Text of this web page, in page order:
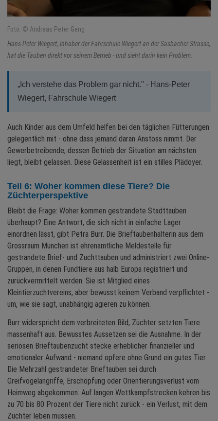
Foto: © Andreas Peter Geng
Hans-Peter Wiegert, Inhaber der Fahrschule Wiegert an der Sasbacher Strasse,
hat die Tauben direkt vor seinem Betrieb - und sieht darin kein Problem.
„Ich verstehe das Problem gar nicht." - Hans-Peter
Wiegert, Fahrschule Wiegert
Auch Kinder aus dem Umfeld helfen bei den täglichen Fütterungen
gelegentlich mit - ohne dass jemand daran Anstoss nimmt. Der
Gewerbetreibende, dessen Betrieb der Situation am nächsten
liegt, bleibt gelassen. Diese Gelassenheit ist ein stilles Plädoyer.
Teil 6: Woher kommen diese Tiere? Die
Züchterperspektive
Bleibt die Frage: Woher kommen gestrandete Stadttauben
überhaupt? Eine Antwort, die sich nicht in einfache Lager
einordnen lässt, gibt Petra Burr. Die Brieftaubenhalterin aus dem
Grossraum München ist ehrenamtliche Meldestelle für
gestrandete Brief- und Zuchttauben und administriert zwei Online-
Gruppen, in denen Fundtiere aus halb Europa registriert und
zurückvermittelt werden. Sie ist Mitglied eines
Kleintierzuchtvereins, aber bewusst keinem Verband verpflichtet -
um, wie sie sagt, unabhängig agieren zu können.
Burr widerspricht dem verbreiteten Bild, Züchter setzten Tiere
massenhaft aus. Bewusstes Aussetzen sei die Ausnahme. In der
seriösen Brieftaubenzucht stecke erheblicher finanzieller und
emotionaler Aufwand - niemand opfere ohne Grund ein gutes Tier.
Die Mehrzahl gestrandeter Brieftauben sei durch
Greifvogelangriffe, Erschöpfung oder Orientierungsverlust vom
Heimweg abgekommen. Auf langen Wettkampfstrecken kehren bis
zu 70 bis 80 Prozent der Tiere nicht zurück - ein Verlust, mit dem
Züchter leben müssen.